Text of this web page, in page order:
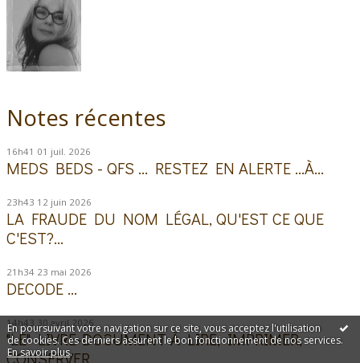
En poursuivant votre navigation sur ce site, vous acceptez l'utilisation
de cookies. Ces derniers assurent le bon fonctionnement de nos services.
En savoir plus.
Notes récentes
16h41 01 juil. 2026
MEDS BEDS - QFS ... RESTEZ EN ALERTE ...À...
23h43 12 juin 2026
LA FRAUDE DU NOM LÉGAL, QU'EST CE QUE
C'EST?...
21h34 23 mai 2026
DECODE ...
14h43 30 avril 2026
"LE" LIVRE-DOCUMENT À LIRE, IMPRIMER,
CONSERVER...